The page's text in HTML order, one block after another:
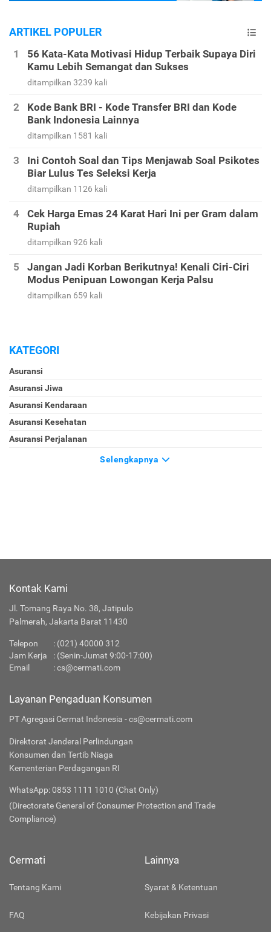
ARTIKEL POPULER
56 Kata-Kata Motivasi Hidup Terbaik Supaya Diri
Kamu Lebih Semangat dan Sukses
ditampilkan 3239 kali
Kode Bank BRI - Kode Transfer BRI dan Kode
Bank Indonesia Lainnya
ditampilkan 1581 kali
Ini Contoh Soal dan Tips Menjawab Soal Psikotes
Biar Lulus Tes Seleksi Kerja
ditampilkan 1126 kali
Cek Harga Emas 24 Karat Hari Ini per Gram dalam
Rupiah
ditampilkan 926 kali
Jangan Jadi Korban Berikutnya! Kenali Ciri-Ciri
Modus Penipuan Lowongan Kerja Palsu
ditampilkan 659 kali
KATEGORI
Asuransi
Asuransi Jiwa
Asuransi Kendaraan
Asuransi Kesehatan
Asuransi Perjalanan
Selengkapnya
Kontak Kami
Jl. Tomang Raya No. 38, Jatipulo
Palmerah, Jakarta Barat 11430
Telepon : (021) 40000 312
Jam Kerja
: (Senin-Jumat 9:00-17:00)
Email
:cs@cermati.com
Layanan Pengaduan Konsumen
PT Agregasi Cermat Indonesia - cs@cermati.com
Direktorat Jenderal Perlindungan
Konsumen dan Tertib Niaga
Kementerian Perdagangan RI
WhatsApp: 0853 1111 1010 (Chat Only)
(Directorate General of Consumer Protection and Trade
Compliance)
Cermati
Tentang Kami
FAQ
Lainnya
Syarat & Ketentuan
Kebijakan Privasi